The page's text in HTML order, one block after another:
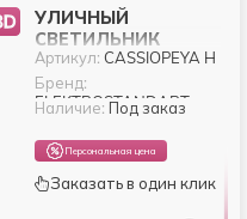
УЛИЧНЫЙ
СВЕТИЛЬНИК
ELEKTROSTANDART
CASSIOPEYA
CASSIOPEYA H
Артикул:CASSIOPEYA H
Бренд:
ELEKTROSTANDART
Наличие: Под заказ
Персональная цена
Заказать в один клик